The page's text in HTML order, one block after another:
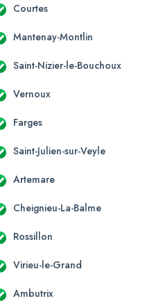
Courtes
Mantenay-Montlin
Saint-Nizier-le-Bouchoux
Vernoux
Farges
Saint-Julien-sur-Veyle
Artemare
Cheignieu-La-Balme
Rossillon
Virieu-le-Grand
Ambutrix